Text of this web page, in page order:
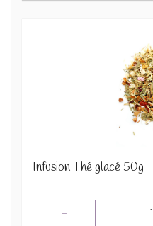
Infusion Thé glacé 50g
- 1